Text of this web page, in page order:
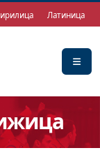
Латиница